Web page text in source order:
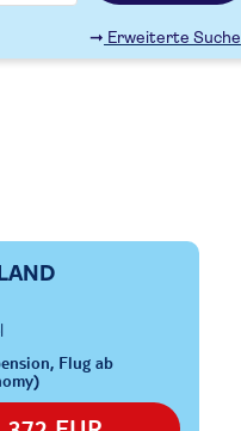
Erweiterte Suche
Flug ab